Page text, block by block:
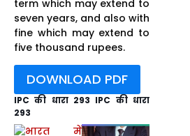
term which may extend to
seven years, and also with
fine which may extend to
five thousand rupees.
DOWNLOAD PDF
IPC की धारा 293 IPC की धारा
293